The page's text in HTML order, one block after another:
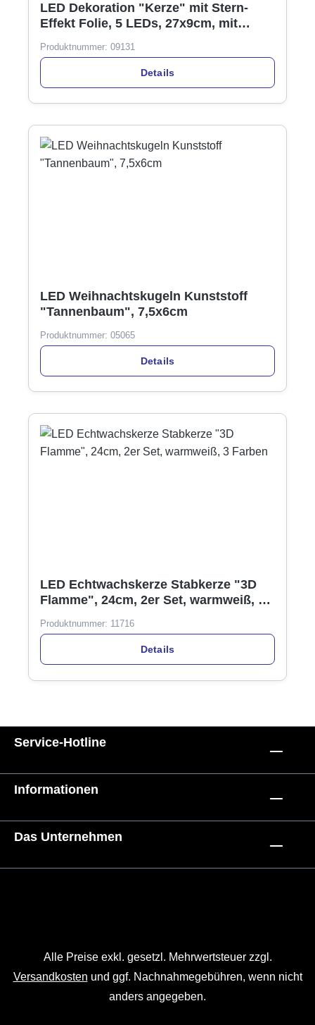
LED Dekoration "Kerze" mit Stern-
Effekt Folie, 5 LEDs, 27x9cm, mit
Produktnummer: 09131
Details
LED Weihnachtskugeln Kunststoff
"Tannenbaum", 7,5x6cm
Produktnummer: 05065
Details
LED Echtwachskerze Stabkerze "3D
Flamme", 24cm, 2er Set, warmweiß, 3
Produktnummer: 11716
Details
Service-Hotline
Informationen
Das Unternehmen
Alle Preise exkl. gesetzl. Mehrwertsteuer zzgl.
Versandkosten und ggf. Nachnahmegebühren, wenn nicht
anders angegeben.